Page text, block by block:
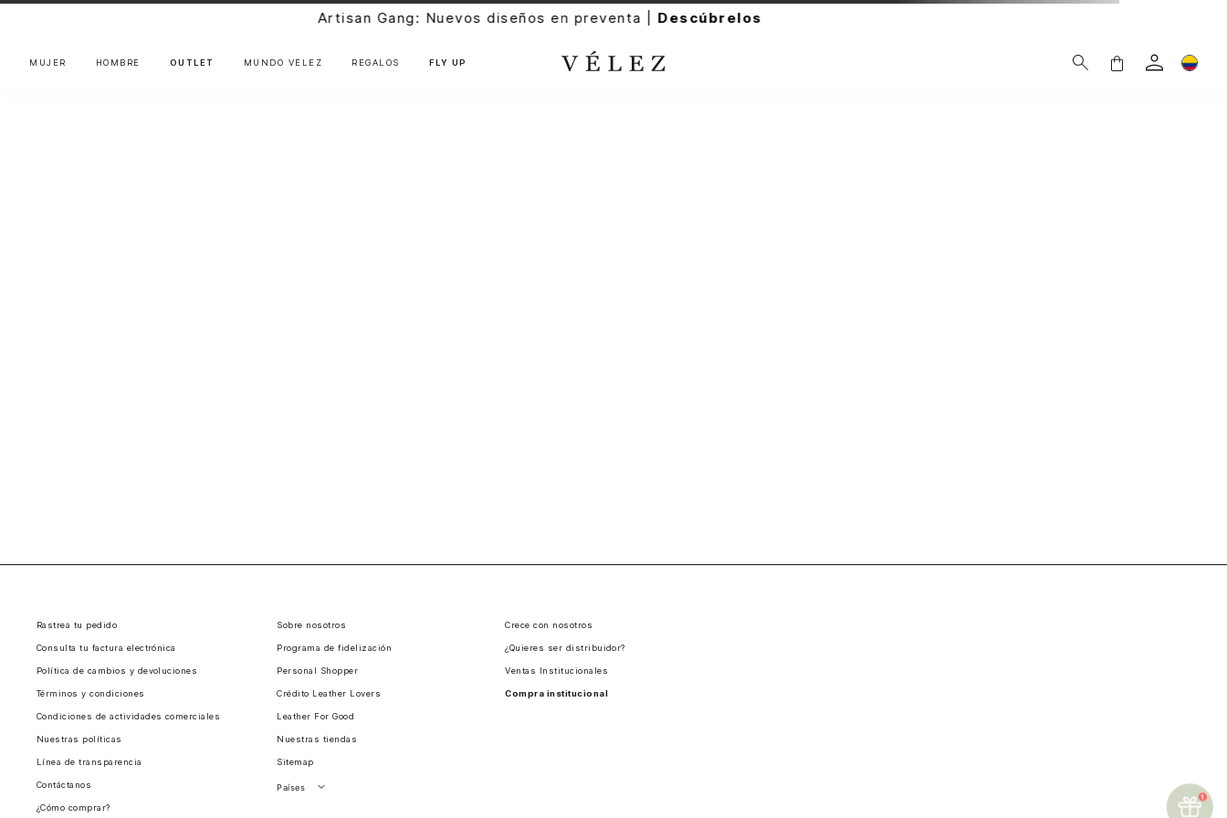
Artisan Gang: Nuevos diseños en preventa |Descúbrelos
MUJER HOMBRE OUTLET MUNDO VÉLEZ REGALOS FLY UP
Rastrea tu pedido
Consulta tu factura electrónica
Política de cambios y devoluciones
Términos y condiciones
Condiciones de actividades comerciales
Nuestras políticas
Línea de transparencia
Contáctanos
¿Cómo comprar?
Sobre nosotros
Programa de fidelización
Personal Shopper
Crédito Leather Lovers
Leather For Good
Nuestras tiendas
Sitemap
Países
Crece con nosotros
¿Quieres ser distribuidor?
Ventas Institucionales
Compra institucional